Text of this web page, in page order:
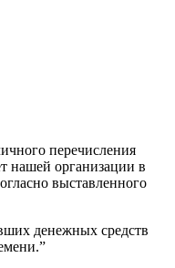
перечисления
нашей организации в
выставленного
денежных средств